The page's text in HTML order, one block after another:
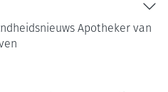
Apotheker van